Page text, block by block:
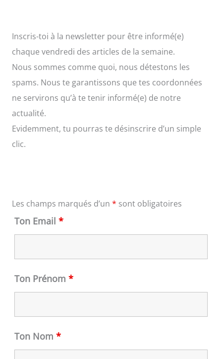
Inscris-toi à la newsletter pour être informé(e)
chaque vendredi des articles de la semaine.
Nous sommes comme quoi, nous détestons les
spams. Nous te garantissons que tes coordonnées
ne servirons qu’à te tenir informé(e) de notre
actualité.
Evidemment, tu pourras te désinscrire d’un simple
clic.
Les champs marqués d’un * sont obligatoires
Ton Email *
Ton Prénom *
Ton Nom *